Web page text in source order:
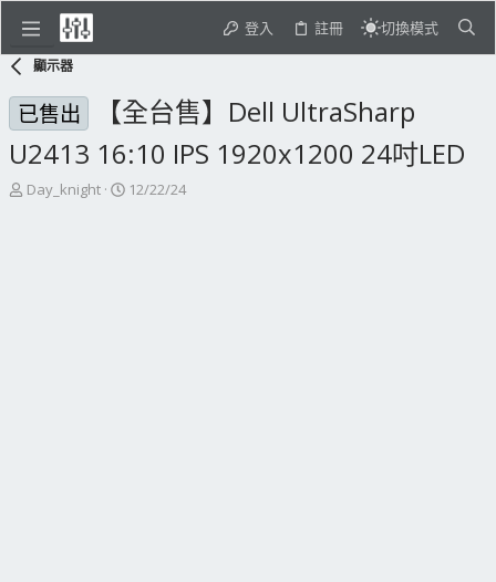
登入 註冊 切換模式
顯示器
已售出
【全台售】Dell UltraSharp
U2413 16:10 IPS 1920x1200 24吋LED
主
Day_knight
開
12/22/24